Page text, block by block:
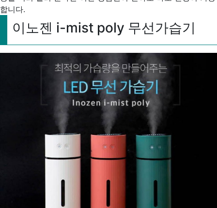
합니다.
이노젠 i-mist poly 무선가습기